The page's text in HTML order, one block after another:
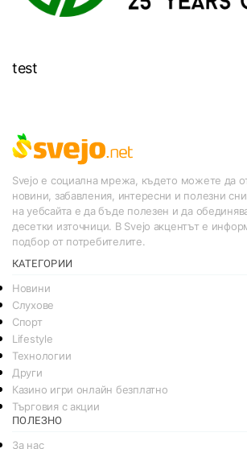
test
Svejo е социална мрежа, където можете да
новини, забавления, интересни и полезни
на уебсайта е да бъде полезен и да
десетки източници. В Svejo акцентът е
подбор от потребителите.
КАТЕГОРИИ
Новини
Слухове
Спорт
Lifestyle
Технологии
Други
Казино игри онлайн безплатно
Търговия с акции
ПОЛЕЗНО
За нас